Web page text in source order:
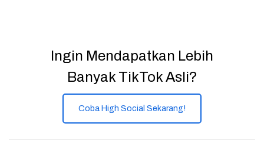
Ingin Mendapatkan Lebih
Banyak TikTok Asli?
Coba High Social Sekarang!